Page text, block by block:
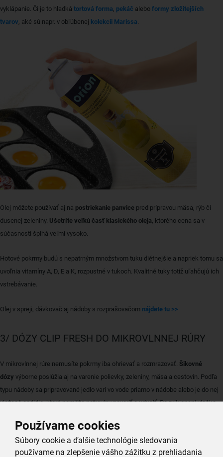
Používame cookies
Súbory cookie a ďalšie technológie sledovania
používame na zlepšenie vášho zážitku z prehliadania
vyklápanie. Či je to hladká tortová forma, pekáč alebo formy zložitejších
tvarov, aké sú napr. v obľúbenej kolekcii Marissa.
Olej môžete používať aj na postriekanie panvice pred prípravou mäsa, rýb či
dusenej zeleniny. Ušetríte veľkú časť klasického oleja, ktorého cena sa v
súčasnosti šplhá veľmi vysoko.
Hotové pokrmy budú s nepatrným množstvom tuku diétnejšie a napriek tomu sa
uvoľnia vitamíny A, D, E a K, rozpustné v tukoch. Kvalitné tuky totiž uľahčujú ich
vstrebávanie.
Olej v spreji, dávkovač aj nádoby s rozprašovačom nájdete tu >>
3/ DÓZY CLIP FRESH DO MIKROVLNNEJ RÚRY
V mikrovlnnej rúre nemusíte pokrmy iba ohrievať a rozmrazovať. Šikovné
dózy výborne poslúžia aj na varenie polievky, zeleniny, mäsa a cestovín. Podľa
typu nádoby sa pripravované jedlo varí vo vode priamo v nádobe alebo je do nej
vložené cedidlo, ktoré pomôže potraviny povariť a udusiť. Po priklopení viečka